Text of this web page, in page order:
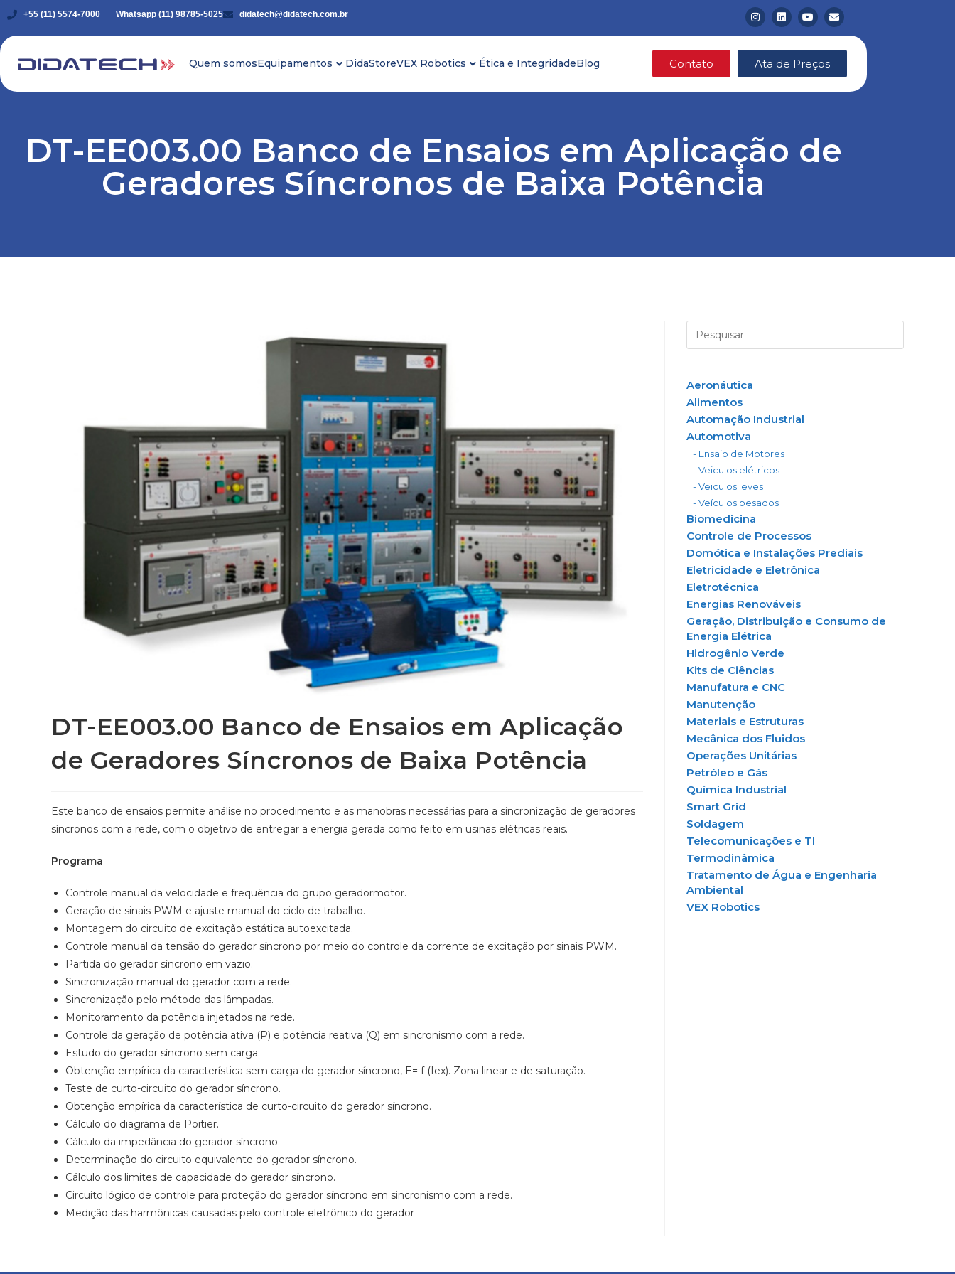
+55 (11) 5574-7000 Whatsapp (11) 98785-5025 didatech@didatech.com.br
Quem somosEquipamentos DidaStoreVEX Robotics Ética e IntegridadeBlog Contato Ata de Preços
DT-EE003.00 Banco de Ensaios em Aplicação de
Geradores Síncronos de Baixa Potência
DT-EE003.00 Banco de Ensaios em Aplicação
de Geradores Síncronos de Baixa Potência
Este banco de ensaios permite análise no procedimento e as manobras necessárias para a sincronização de geradores
síncronos com a rede, com o objetivo de entregar a energia gerada como feito em usinas elétricas reais.
Programa
Controle manual da velocidade e frequência do grupo geradormotor.
Geração de sinais PWM e ajuste manual do ciclo de trabalho.
Montagem do circuito de excitação estática autoexcitada.
Controle manual da tensão do gerador síncrono por meio do controle da corrente de excitação por sinais PWM.
Partida do gerador síncrono em vazio.
Sincronização manual do gerador com a rede.
Sincronização pelo método das lâmpadas.
Monitoramento da potência injetados na rede.
Controle da geração de potência ativa (P) e potência reativa (Q) em sincronismo com a rede.
Estudo do gerador síncrono sem carga.
Obtenção empírica da característica sem carga do gerador síncrono, E= f (Iex). Zona linear e de saturação.
Teste de curto-circuito do gerador síncrono.
Obtenção empírica da característica de curto-circuito do gerador síncrono.
Cálculo do diagrama de Poitier.
Cálculo da impedância do gerador síncrono.
Determinação do circuito equivalente do gerador síncrono.
Cálculo dos limites de capacidade do gerador síncrono.
Circuito lógico de controle para proteção do gerador síncrono em sincronismo com a rede.
Medição das harmônicas causadas pelo controle eletrônico do gerador
Aeronáutica
Alimentos
Automação Industrial
Automotiva
- Ensaio de Motores
- Veiculos elétricos
- Veiculos leves
- Veículos pesados
Biomedicina
Controle de Processos
Domótica e Instalações Prediais
Eletricidade e Eletrônica
Eletrotécnica
Energias Renováveis
Geração, Distribuição e Consumo de
Energia Elétrica
Hidrogênio Verde
Kits de Ciências
Manufatura e CNC
Manutenção
Materiais e Estruturas
Mecânica dos Fluidos
Operações Unitárias
Petróleo e Gás
Química Industrial
Smart Grid
Soldagem
Telecomunicações e TI
Termodinâmica
Tratamento de Água e Engenharia
Ambiental
VEX Robotics